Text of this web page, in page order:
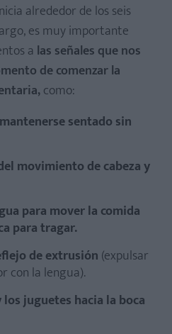
alrededor de los seis
es muy importante
a las señales que nos
de comenzar la
como:
sentado sin
movimiento de cabeza y
para mover la comida
para tragar.
de extrusión (expulsar
con la lengua).
juguetes hacia la boca